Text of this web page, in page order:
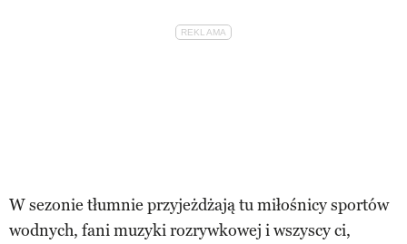
W sezonie tłumnie przyjeżdżają tu miłośnicy sportów
wodnych, fani muzyki rozrywkowej i wszyscy ci,